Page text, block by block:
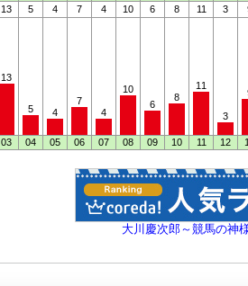
13 5 4 7 4 10 6 8 11 3
13
5 4
7
4
10
6
8
11
3
03 04 05 06 07 08 09 10 11 12
大川慶次郎～競馬の神